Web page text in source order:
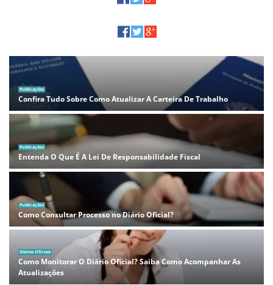
Publicações
Confira Tudo Sobre Como Atualizar A Carteira De Trabalho
Publicações
Entenda O Que É A Lei De Responsabilidade Fiscal
Publicações
Como Consultar Processo no Diário Oficial?
Diários Oficiais
Como Monitorar O Diário Oficial? Saiba Como Acompanhar As
Atualizações